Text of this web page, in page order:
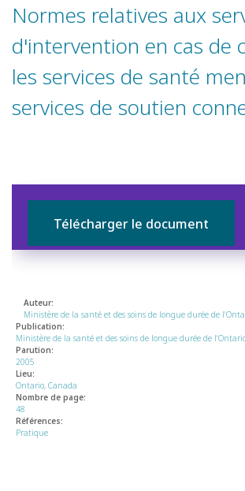
Normes relatives aux
d'intervention en cas de
les services de santé
services de soutien
Télécharger le document
Auteur:
Ministère de la santé et des soins de longue durée de
Publication:
Ministère de la santé et des soins de longue durée de
Parution:
2005
Lieu:
Ontario, Canada
Nombre de page:
48
Références:
Pratique